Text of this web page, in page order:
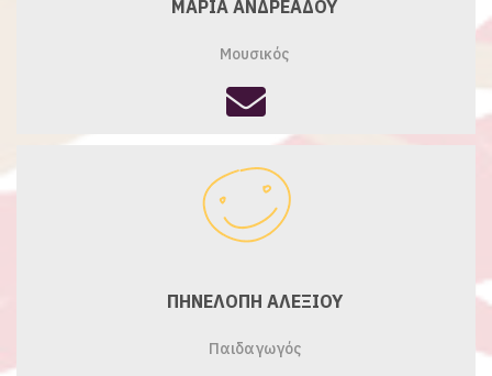
ΜΑΡΙΑ ΑΝΔΡΕΑΔΟΥ
Μουσικός
fas
fa-
envelope
ΠΗΝΕΛΟΠΗ ΑΛΕΞΙΟΥ
Παιδαγωγός